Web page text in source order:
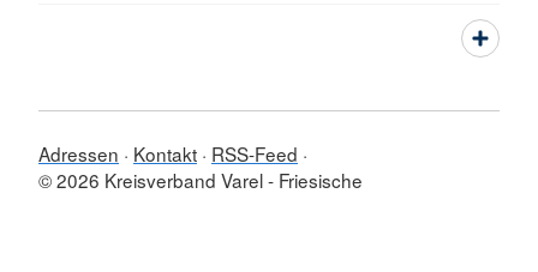
Adressen Kontakt RSS-Feed
© 2026 Kreisverband Varel - Friesische